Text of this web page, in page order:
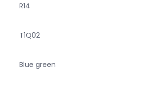
R14
T1Q02
Blue green